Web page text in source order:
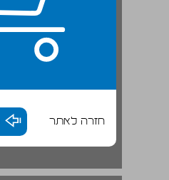
חזרה לאתר